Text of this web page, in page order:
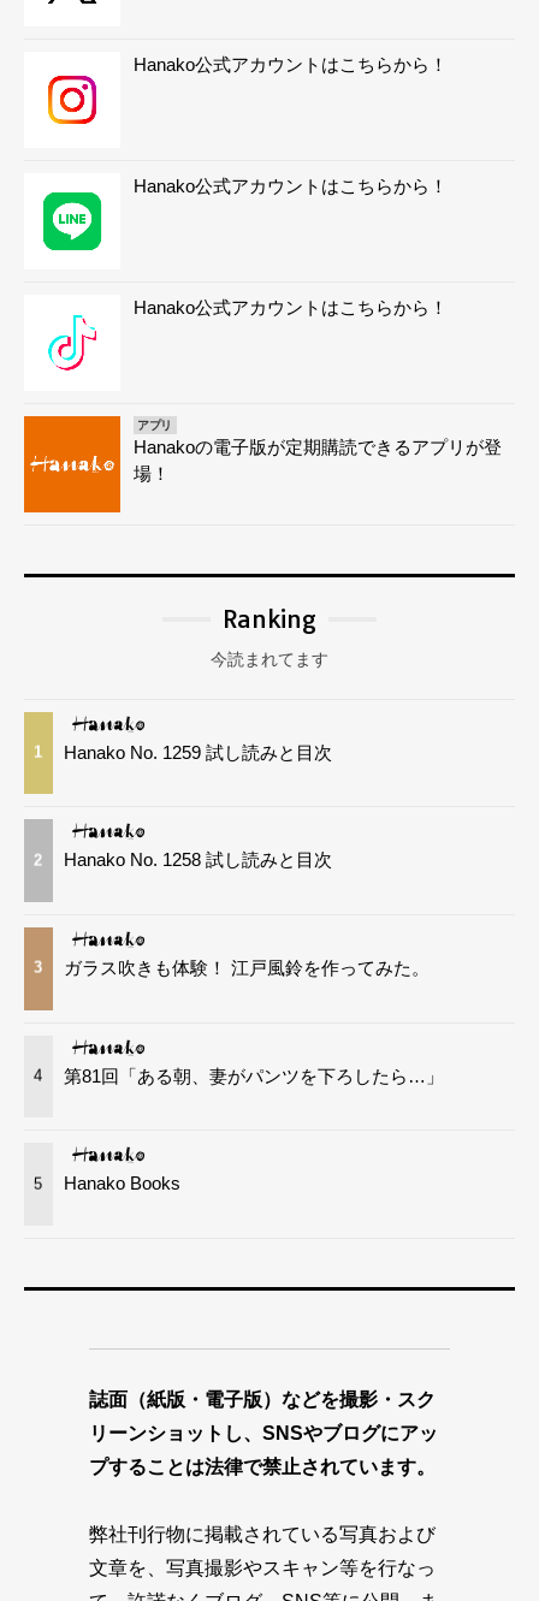
Hanako公式アカウントはこちらから！
Hanako公式アカウントはこちらから！
Hanako公式アカウントはこちらから！
アプリ
Hanakoの電子版が定期購読できるアプリが登
場！
Ranking
今読まれてます
1 Hanako No. 1259 試し読みと目次
2 Hanako No. 1258 試し読みと目次
3 ガラス吹きも体験！ 江戸風鈴を作ってみた。
4 第81回「ある朝、妻がパンツを下ろしたら…」
5 Hanako Books
誌面（紙版・電子版）などを撮影・スク
リーンショットし、SNSやブログにアッ
プすることは法律で禁止されています。
弊社刊行物に掲載されている写真および
文章を、写真撮影やスキャン等を行なっ